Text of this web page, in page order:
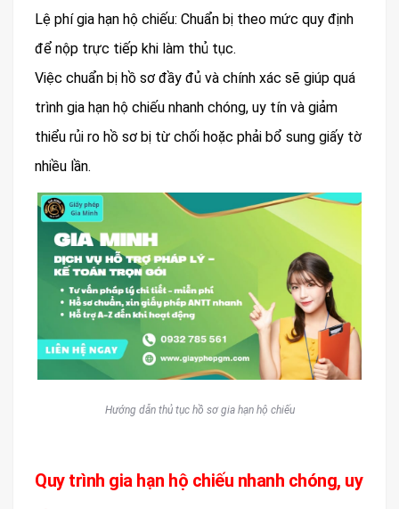
Lệ phí gia hạn hộ chiếu: Chuẩn bị theo mức quy định
để nộp trực tiếp khi làm thủ tục.
Việc chuẩn bị hồ sơ đầy đủ và chính xác sẽ giúp quá
trình gia hạn hộ chiếu nhanh chóng, uy tín và giảm
thiểu rủi ro hồ sơ bị từ chối hoặc phải bổ sung giấy tờ
nhiều lần.
Hướng dẫn thủ tục hồ sơ gia hạn hộ chiếu
Quy trình gia hạn hộ chiếu nhanh chóng, uy